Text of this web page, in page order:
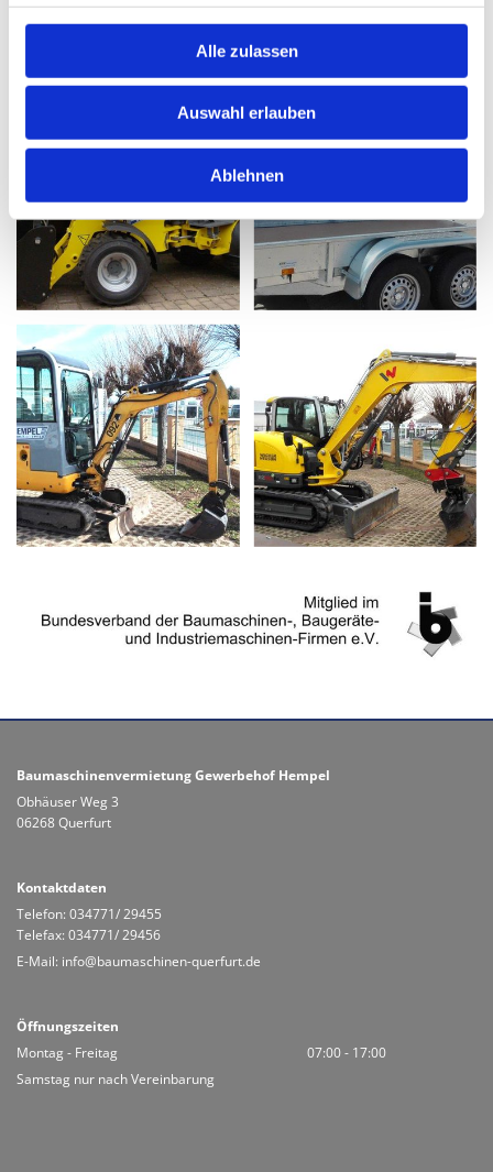
Alle zulassen
Auswahl erlauben
Ablehnen
Baumaschinenvermietung Gewerbehof Hempel
Obhäuser Weg 3
06268 Querfurt
Kontaktdaten
Telefon: 034771/ 29455
Telefax: 034771/ 29456
E-Mail: info@baumaschinen-querfurt.de
Öffnungszeiten
Montag - Freitag
07:00 - 17:00
Samstag nur nach Vereinbarung